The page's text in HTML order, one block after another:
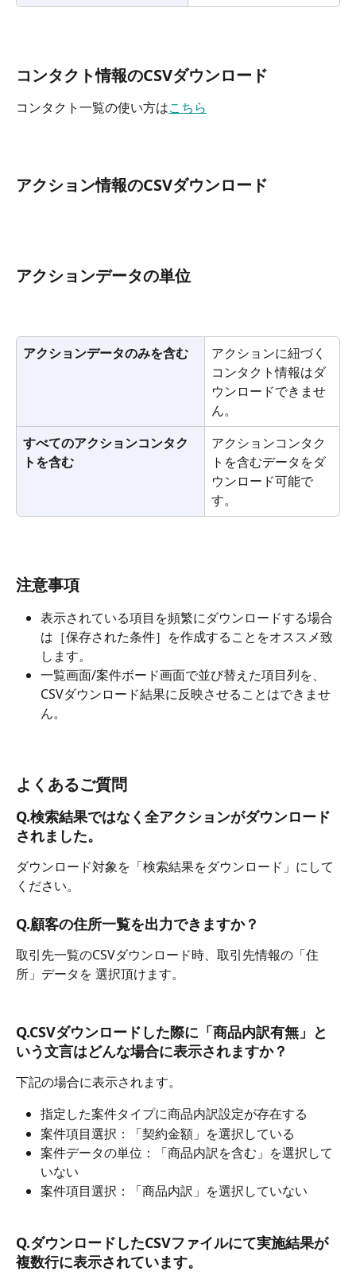
コンタクト情報のCSVダウンロード
コンタクト一覧の使い方はこちら
アクション情報のCSVダウンロード
アクションデータの単位
アクションデータのみを含む
アクションに紐づく
コンタクト情報はダ
ウンロードできませ
ん。
すべてのアクションコンタク
トを含む
アクションコンタク
トを含むデータをダ
ウンロード可能で
す。
注意事項
表示されている項目を頻繁にダウンロードする場合
は［保存された条件］を作成することをオススメ致
します。
一覧画面/案件ボード画面で並び替えた項目列を、
CSVダウンロード結果に反映させることはできませ
ん。
よくあるご質問
Q.検索結果ではなく全アクションがダウンロード
されました。
ダウンロード対象を「検索結果をダウンロード」にして
ください。
Q.顧客の住所一覧を出力できますか？
取引先一覧のCSVダウンロード時、取引先情報の「住
所」データを 選択頂けます。
Q.CSVダウンロードした際に「商品内訳有無」と
いう文言はどんな場合に表示されますか？
下記の場合に表示されます。
指定した案件タイプに商品内訳設定が存在する
案件項目選択：「契約金額」を選択している
案件データの単位：「商品内訳を含む」を選択して
いない
案件項目選択：「商品内訳」を選択していない
Q.ダウンロードしたCSVファイルにて実施結果が
複数行に表示されています。